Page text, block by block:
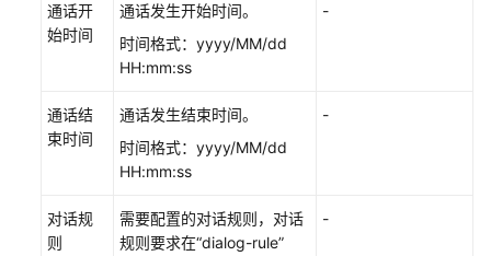
景：
通话开
始时间
通话发生开始时间。
时间格式：yyyy/MM/dd
HH:mm:ss
-
通话结
束时间
通话发生结束时间。
时间格式：yyyy/MM/dd
HH:mm:ss
-
对话规
则
需要配置的对话规则，对话
规则要求在“dialog-rule”
-